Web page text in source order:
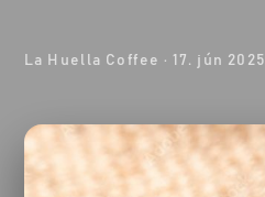
La Huella Coffee · 17. jún 2025